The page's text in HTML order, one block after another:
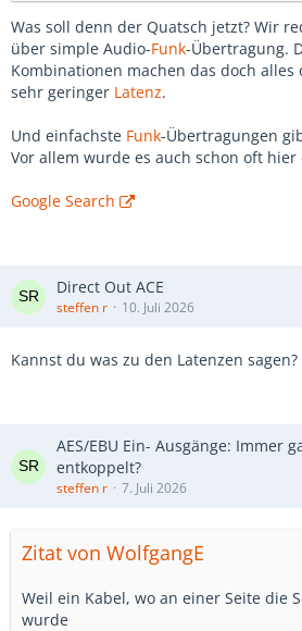
Was soll denn der Quatsch jetzt? Wir
über simple Audio-Funk-Übertragung.
Kombinationen machen das doch
sehr geringer Latenz.
Und einfachste Funk-Übertragungen
Vor allem wurde es auch schon oft
Google Search
Direct Out ACE
steffen r 10. Juli 2026
Kannst du was zu den Latenzen sagen?
AES/EBU Ein- Ausgänge: Immer
entkoppelt?
steffen r 7. Juli 2026
Zitat von WolfgangE
Weil ein Kabel, wo an einer Seite die
wurde